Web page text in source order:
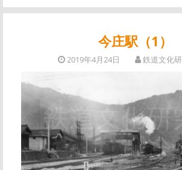
ッ
今庄駅（1）
2019年4月24日 鉄道文化